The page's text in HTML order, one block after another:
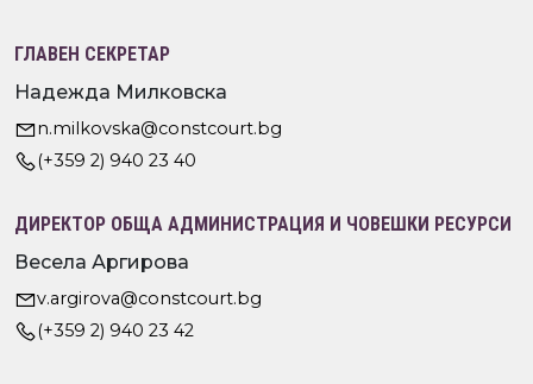
ГЛАВЕН СЕКРЕТАР
Надежда Милковска
n.milkovska@constcourt.bg
(+359 2) 940 23 40
ДИРЕКТОР ОБЩА АДМИНИСТРАЦИЯ И ЧОВЕШКИ РЕСУРСИ
Весела Аргирова
v.argirova@constcourt.bg
(+359 2) 940 23 42